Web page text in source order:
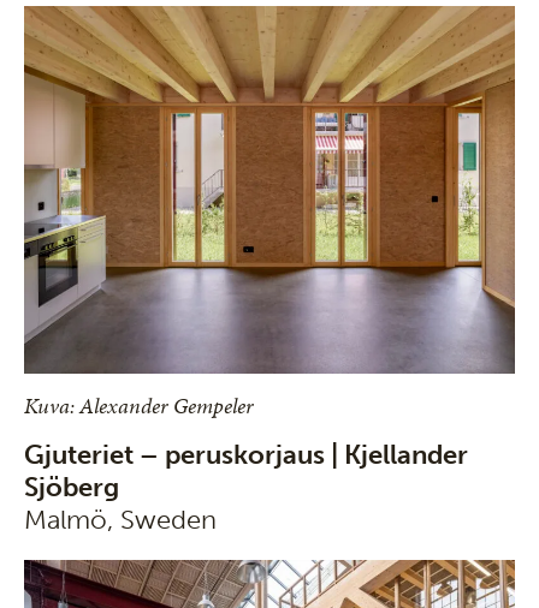
Kuva: Alexander Gempeler
Gjuteriet – peruskorjaus | Kjellander
Sjöberg
Malmö, Sweden